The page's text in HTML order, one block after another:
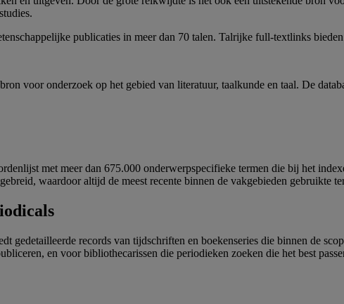
publicaties in meer dan 70 talen. Talrijke full-textlinks
voor onderzoek op het gebied van literatuur, taalkunde en taal. De
met meer dan 675.000 onderwerpspecifieke termen die bij het
waardoor altijd de meest recente binnen de vakgebieden gebruikte
gedetailleerde records van tijdschriften en boekenseries die binnen de
en voor bibliothecarissen die periodieken zoeken die het best